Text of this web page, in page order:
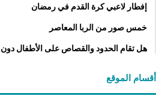
إفطار لاعبي كرة القدم في رمضان
خمس صور من الربا المعاصر
هل تقام الحدود والقصاص على الأطفال دون
أقسام الموقع